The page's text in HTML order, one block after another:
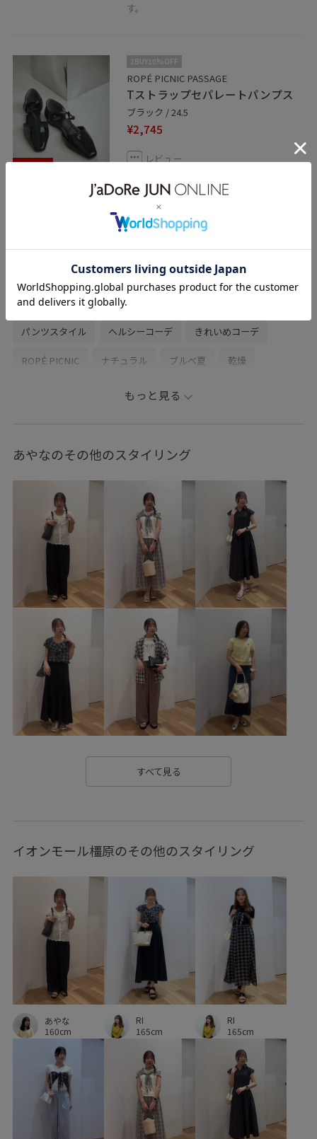
す。
50%OFF
2BUY10%OFF
ROPÉ PICNIC PASSAGE
Tストラップセパレートパンプス
ブラック / 24.5
¥2,745
レビュー
フラットなので長時間履いていても、足が
疲れにくいです。
初夏コーデ デートコーデ
お出かけコーデ 旅行コーデ
パンツスタイル ヘルシーコーデ きれいめコーデ
ROPÉ PICNIC ナチュラル ブルべ夏 乾燥
ニット/セーター カーディガン
GDS16180 GIA16040
26SSシャーベットニット 2BUY10%OFF対象商品
RP26SS RP26SS_goods RP26SS_サマーニット
Vネック Wbottoms_pickup
きれいめ ちゃんとプラスかわいい保証 ウエスト切り替え
オーバーサイズ カジュアル
コットンツイル ゴム仕様 サイズ調整 サステナブル
サンダル シアー感 シアー素材 シャリ感
ショート丈 スカーフ スタイルアップ スッキリ
ストラップ ストレスフリー ストレッチ性 ソックス
タイト タックデザイン
デコルテがきれい デニムに合わせる
ハイウエスト バランスが良い フレアスカート
ブークレ素材 ベーシック ベーシックカラー
ペプラム ポリエステル メリハリ
リラックス感 レイヤード風 ワイドパンツ
上品 伸縮性 冷んやり
切り替え 大人の女性 幅広 抜け感 接触冷感
春先 機能素材 清涼感 細く見える
脚長効果
透け感
もっと見る
あやなのその他のスタイリング
すべて見る
イオンモール橿原のその他のスタイリング
あやな
160cm
RI
165cm
RI
165cm